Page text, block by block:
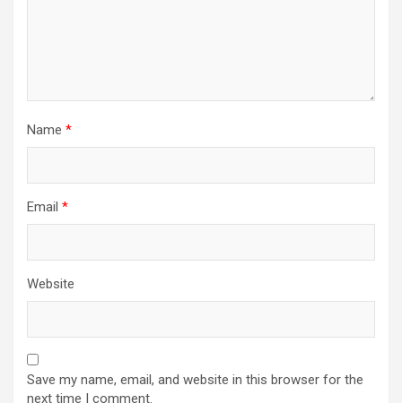
Name *
Email *
Website
Save my name, email, and website in this browser for the
next time I comment.